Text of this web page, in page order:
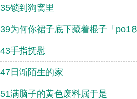
35锁到狗窝里
39为何你裙子底下藏着棍子「
43手指抚慰
47日渐陌生的家
51满脑子的黄色废料属于是